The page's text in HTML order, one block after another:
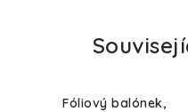
Fóliový balónek,